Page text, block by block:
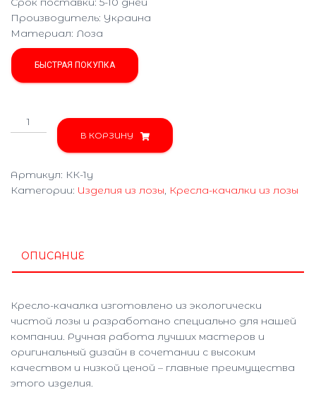
Производитель: Украина
Материал: Лоза
БЫСТРАЯ ПОКУПКА
Количество
товара
"Богатырь"
КК-1у
В КОРЗИНУ
Артикул: КК-1у
Категории: Изделия из лозы, Кресла-качалки из лозы
ОПИСАНИЕ
Кресло-качалка изготовлено из экологически
чистой лозы и разработано специально для нашей
компании. Ручная работа лучших мастеров и
оригинальный дизайн в сочетании с высоким
качеством и низкой ценой – главные преимущества
этого изделия.